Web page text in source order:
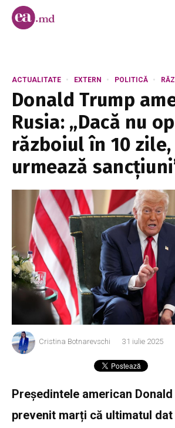
ACTUALITATE EXTERN POLITICĂ
Donald Trump
Rusia: „Dacă nu
războiul în 10 zile,
urmează
Cristina Botnarevschi 31 iulie 2025
Președintele american Donald
prevenit marți că ultimatul